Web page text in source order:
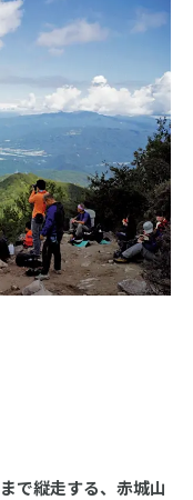
で縦走する、赤城山